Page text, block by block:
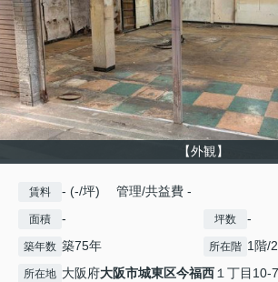
【外観】
賃料 - (-/坪) 管理/共益費 -
面積 - 坪数 -
築年数 築75年 所在階 1階/
所在地 大阪府大阪市城東区今福西１丁目10-7